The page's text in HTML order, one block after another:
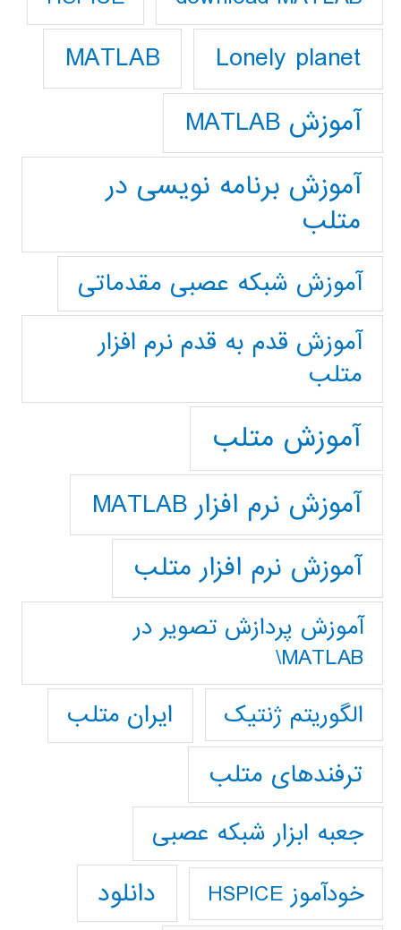
Lonely planet
MATLAB
آموزش MATLAB
آموزش برنامه نویسی در
متلب
آموزش شبکه عصبی مقدماتی
آموزش قدم به قدم نرم افزار
متلب
آموزش متلب
آموزش نرم افزار MATLAB
آموزش نرم افزار متلب
آموزش پردازش تصوير در
MATLAB\
الگوریتم ژنتیک
ایران متلب
ترفندهای متلب
جعبه ابزار شبکه عصبی
خودآموز HSPICE دانلود